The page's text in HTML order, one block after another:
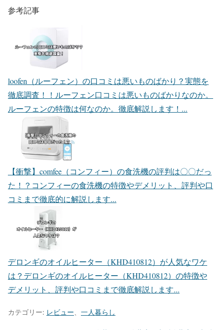
参考記事
loofen（ルーフェン）の口コミは悪いものばかり？実態を
徹底調査！！ ルーフェン口コミは悪いものばかりなのか。
ルーフェンの特徴は何なのか。徹底解説します！...
【衝撃】comfee（コンフィー）の食洗機の評判は〇〇だっ
た！？ コンフィーの食洗機の特徴やデメリット、評判や口
コミまで徹底的に解説します...
デロンギのオイルヒーター（KHD410812）が人気なワケ
は？ デロンギのオイルヒーター（KHD410812）の特徴や
デメリット、評判や口コミまで徹底解説します...
カテゴリー: レビュー 一人暮らし